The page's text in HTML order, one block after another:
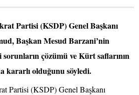
Partisi (KSDP) Genel Başkanı
Başkan Mesud Barzani’nin
çözümü ve Kürt saflarının
kararlı olduğunu söyledi.
Partisi (KSDP) Genel Başkanı